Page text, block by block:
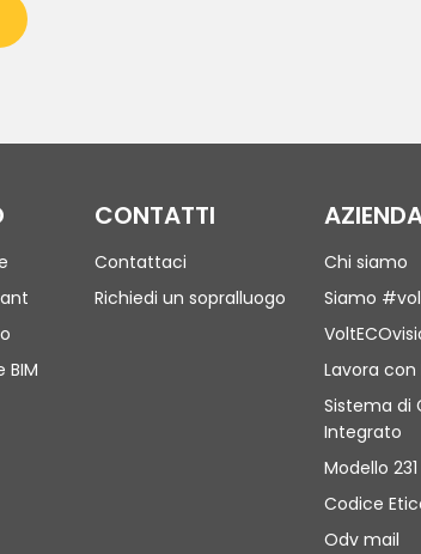
CONTATTI
Contattaci
Richiedi un sopralluogo
Chi siamo
Siamo
Lavora con
Sistema di
Integrato
Modello 231
Codice
Odv mail